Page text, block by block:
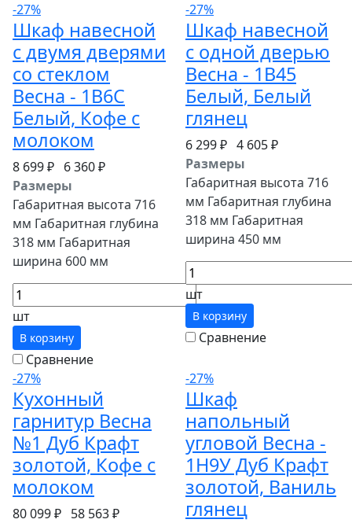
-27%
Шкаф навесной
c двумя дверями
со стеклом
Весна - 1В6С
Белый, Кофе с
молоком
8 699 ₽ 6 360 ₽
Размеры
Габаритная высота 716
мм Габаритная глубина
318 мм Габаритная
ширина 600 мм
шт
В корзину
Сравнение
-27%
Шкаф навесной
c одной дверью
Весна - 1В45
Белый, Белый
глянец
6 299 ₽ 4 605 ₽
Размеры
Габаритная высота 716
мм Габаритная глубина
318 мм Габаритная
ширина 450 мм
шт
В корзину
Сравнение
-27%
Кухонный
гарнитур Весна
№1 Дуб Крафт
золотой, Кофе с
молоком
80 099 ₽ 58 563 ₽
-27%
Шкаф
напольный
угловой Весна -
1Н9У Дуб Крафт
золотой, Ваниль
глянец